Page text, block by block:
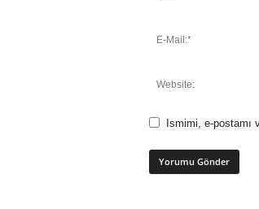
Ismimi, e-postamı